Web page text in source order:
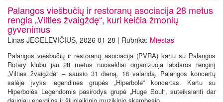
Palangos viešbučių ir restoranų asociacija 28 metus
rengia „Vilties žvaigždę“, kuri keičia žmonių
gyvenimus
Linas JEGELEVIČIUS, 2026 01 28 | Rubrika: Miestas
Palangos viešbučių ir restoranų asociacija (PVRA) kartu su Palangos
Rotary klubu jau 28 metus nuosekliai organizuoja labdaros renginį
„Vilties žvaigždė“ – sausio 31 dieną, 18 valandą, Palangos koncertų
salėje įvyks legendinės grupės „Hiperbolė” koncertas. Kartu su
Hiperbolės Legendomis pasirodys grupė „Huge Soul“, suteiksianti dar
daugiau energijos ir šiuolaikinio muzikinio skambesio.